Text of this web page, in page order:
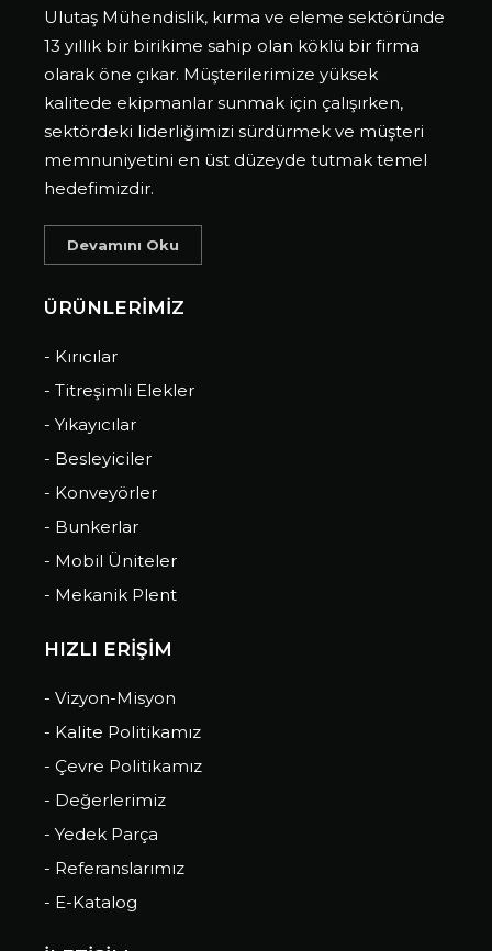
Ulutaş Mühendislik, kırma ve eleme sektöründe
13 yıllık bir birikime sahip olan köklü bir firma
olarak öne çıkar. Müşterilerimize yüksek
kalitede ekipmanlar sunmak için çalışırken,
sektördeki liderliğimizi sürdürmek ve müşteri
memnuniyetini en üst düzeyde tutmak temel
hedefimizdir.
Devamını Oku
ÜRÜNLERİMİZ
- Kırıcılar
- Titreşimli Elekler
- Yıkayıcılar
- Besleyiciler
- Konveyörler
- Bunkerlar
- Mobil Üniteler
- Mekanik Plent
HIZLI ERİŞİM
- Vizyon-Misyon
- Kalite Politikamız
- Çevre Politikamız
- Değerlerimiz
- Yedek Parça
- Referanslarımız
- E-Katalog